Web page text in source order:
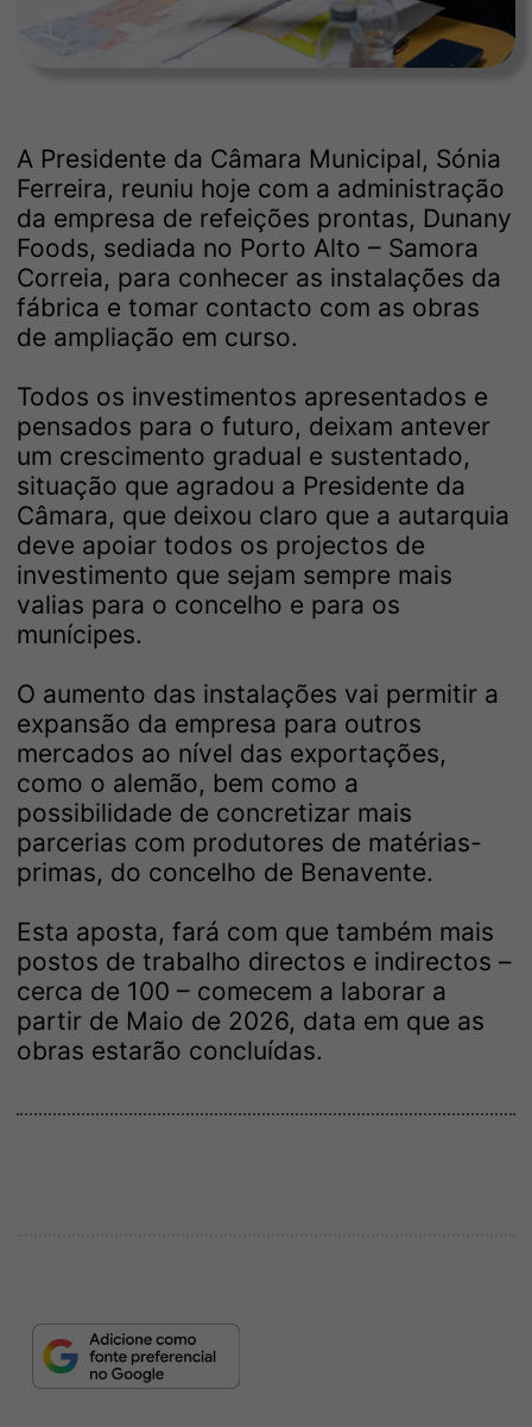
A Presidente da Câmara Municipal, Sónia
Ferreira, reuniu hoje com a administração
da empresa de refeições prontas, Dunany
Foods, sediada no Porto Alto – Samora
Correia, para conhecer as instalações da
fábrica e tomar contacto com as obras
de ampliação em curso.
Todos os investimentos apresentados e
pensados para o futuro, deixam antever
um crescimento gradual e sustentado,
situação que agradou a Presidente da
Câmara, que deixou claro que a autarquia
deve apoiar todos os projectos de
investimento que sejam sempre mais
valias para o concelho e para os
munícipes.
O aumento das instalações vai permitir a
expansão da empresa para outros
mercados ao nível das exportações,
como o alemão, bem como a
possibilidade de concretizar mais
parcerias com produtores de matérias-
primas, do concelho de Benavente.
Esta aposta, fará com que também mais
postos de trabalho directos e indirectos –
cerca de 100 – comecem a laborar a
partir de Maio de 2026, data em que as
obras estarão concluídas.